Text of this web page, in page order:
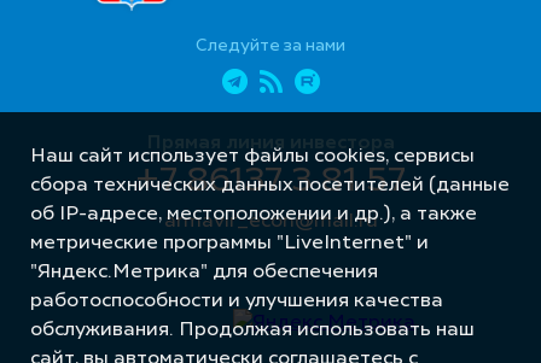
Следуйте за нами
Прямая линия инвестора
+7 86137 3 81 57
armavir_econ@mail.ru
Наш сайт использует файлы cookies, сервисы
сбора технических данных посетителей (данные
об IP-адресе, местоположении и др.), а также
метрические программы "LiveInternet" и
"Яндекс.Метрика" для обеспечения
работоспособности и улучшения качества
обслуживания. Продолжая использовать наш